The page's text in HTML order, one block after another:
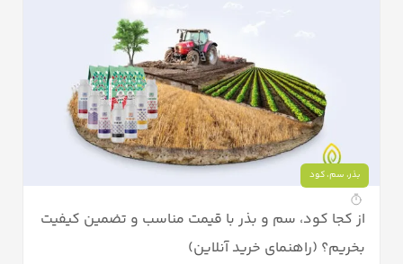
بذر،سم،کود
از کجا کود، سم و بذر با قیمت مناسب و تضمین کیفیت
بخریم؟ (راهنمای خرید آنلاین)